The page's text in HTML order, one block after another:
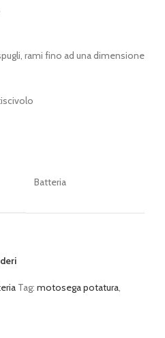
rami fino ad una dimensione
Batteria
Tag: motosega potatura